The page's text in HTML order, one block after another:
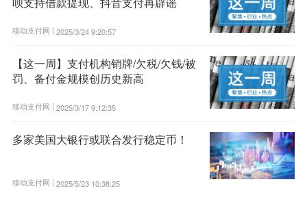
移动支付网 | 2025/3/24 9:20:57
【这一周】支付机构销牌/欠税/欠钱/被
罚、备付金规模创历史新高
移动支付网 | 2025/3/17 9:12:35
多家美国大银行或联合发行稳定币！
移动支付网 | 2025/5/23 10:38:25